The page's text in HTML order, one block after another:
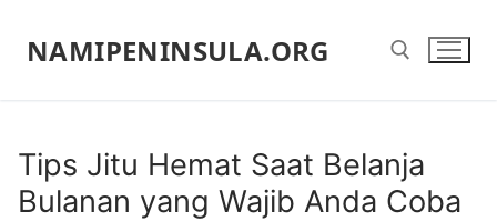
kontenNAMIPENINSULA.ORG
Tips Jitu Hemat Saat Belanja
Bulanan yang Wajib Anda Coba